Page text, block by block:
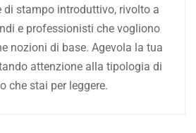
di stampo introduttivo, rivolto a
e professionisti che vogliono
nozioni di base. Agevola la tua
attenzione alla tipologia di
che stai per leggere.